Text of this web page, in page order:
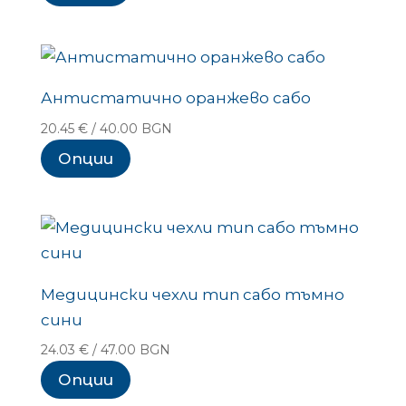
Антистатично оранжево сабо
20.45 € / 40.00 BGN
Опции
Медицински чехли тип сабо тъмно
сини
24.03 € / 47.00 BGN
Опции